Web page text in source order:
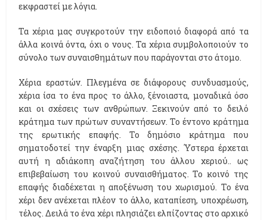
εκφραστεί με λόγια.
Τα χέρια μας συγκροτούν την ειδοποιό διαφορά από τα
άλλα κοινά όντα, όχι ο νους. Τα χέρια συμβολοποιούν το
σύνολο των συναισθημάτων που παράγονται στο άτομο.
Χέρια εραστών. Πλεγμένα σε διάφορους συνδυασμούς,
χέρια ίσα το ένα προς το άλλο, ξένοιαστα, μοναδικά όσο
και οι σχέσεις των ανθρώπων. Ξεκινούν από το δειλό
κράτημα των πρώτων συναντήσεων. Το έντονο κράτημα
της ερωτικής επαφής. Το δημόσιο κράτημα που
σηματοδοτεί την έναρξη μιας σχέσης. Ύστερα έρχεται
αυτή η αδιάκοπη αναζήτηση του άλλου χεριού.. ως
επιβεβαίωση του κοινού συναισθήματος. Το κοινό της
επαφής διαδέχεται η αποξένωση του χωρισμού. Το ένα
χέρι δεν ανέχεται πλέον το άλλο, καταπίεση, υποχρέωση,
τέλος. Δειλά το ένα χέρι πλησιάζει ελπίζοντας στο αρχικό